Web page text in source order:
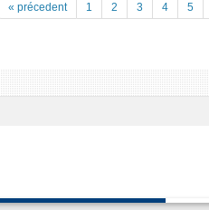
« précedent 1 2 3 4 5